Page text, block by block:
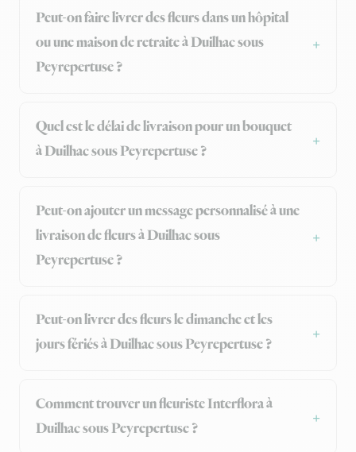
Peut-on faire livrer des fleurs dans un hôpital
ou une maison de retraite à Duilhac sous
Peyrepertuse ?
Quel est le délai de livraison pour un bouquet
à Duilhac sous Peyrepertuse ?
Peut-on ajouter un message personnalisé à une
livraison de fleurs à Duilhac sous
Peyrepertuse ?
Peut-on livrer des fleurs le dimanche et les
jours fériés à Duilhac sous Peyrepertuse ?
Comment trouver un fleuriste Interflora à
Duilhac sous Peyrepertuse ?